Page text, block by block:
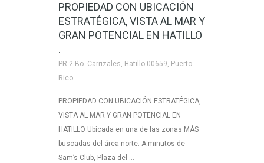
PROPIEDAD CON UBICACIÓN
ESTRATÉGICA, VISTA AL MAR Y
GRAN POTENCIAL EN HATILLO
.
PR-2 Bo. Carrizales, Hatillo 00659, Puerto
Rico
PROPIEDAD CON UBICACIÓN ESTRATÉGICA,
VISTA AL MAR Y GRAN POTENCIAL EN
HATILLO Ubicada en una de las zonas MÁS
buscadas del área norte: A minutos de
Sam’s Club, Plaza del …